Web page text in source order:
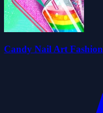
Candy Nail Art Fashion